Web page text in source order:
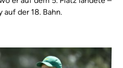
der 18. Bahn.